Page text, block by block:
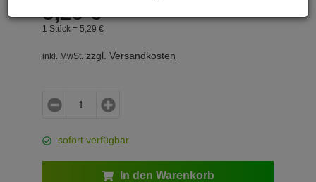
5,29 €
1 Stück = 5, 29 €
inkl. MwSt. zzgl. Versandkosten
sofort verfügbar
In den Warenkorb